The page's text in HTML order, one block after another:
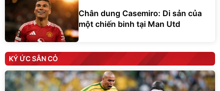
Chân dung Casemiro: Di sản của
một chiến binh tại Man Utd
KÝ ỨC SÂN CỎ